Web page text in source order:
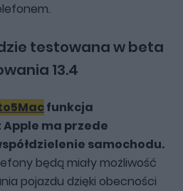
testowana w beta
13.4
funkcja
ma przede
samochodu.
będą miały możliwość
pojazdu dzięki obecności